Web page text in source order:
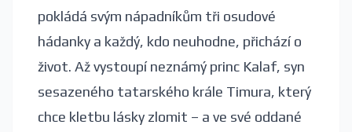
pokládá svým nápadníkům tři osudové
hádanky a každý, kdo neuhodne, přichází o
život. Až vystoupí neznámý princ Kalaf, syn
sesazeného tatarského krále Timura, který
chce kletbu lásky zlomit – a ve své oddané